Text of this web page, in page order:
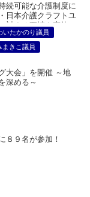
続可能な介護制度に
日本介護クラフトユ
対する要請を実施～
いたかのり議員
まきこ議員
大会」を開催 ～地
深める～
８９名が参加！